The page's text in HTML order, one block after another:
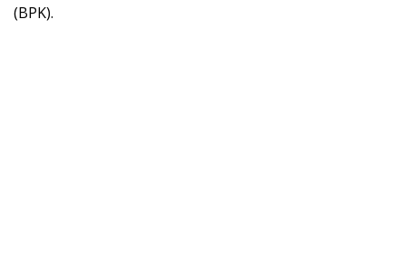
(BPK).